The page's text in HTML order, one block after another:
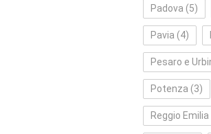
Padova (5)
Pavia (4)
Pesaro e
Potenza (3)
Reggio Emilia